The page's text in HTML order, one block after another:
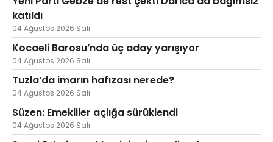
katıldı
04 Ağustos 2026 Salı
Kocaeli Barosu’nda üç aday yarışıyor
04 Ağustos 2026 Salı
Tuzla’da imarın hafızası nerede?
04 Ağustos 2026 Salı
Süzen: Emekliler açlığa sürüklendi
04 Ağustos 2026 Salı